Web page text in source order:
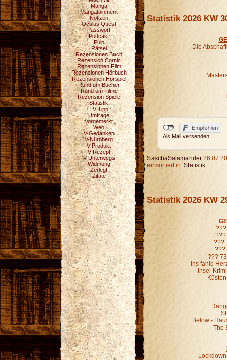
Manga
Mangatainment
Notizen
Oculus Quest
Passwort
Podcast
Pulp
Rätsel
Rezensionen Buch
Rezension Comic
Rezensionen Film
Rezensionen Hörbuch
Rezensionen Hörspiel
Rund um Bücher
Rund um Filme
Rezension Spiele
Statistik
TV Tipp
Umfrage
Vorgemerkt
Web
V-Gedanken
V-Nürnberg
V-Produkt
V-Rezept
V-Unterwegs
Widmung
Zerlegt
Zitate
Statistik 2026 KW
Die
Als Mail versenden
SaschaSalamander
einsortiert in: Statistik
Statistik 2026 KW
???
???
???
???
Ins fahle
Insel-
Below -
The